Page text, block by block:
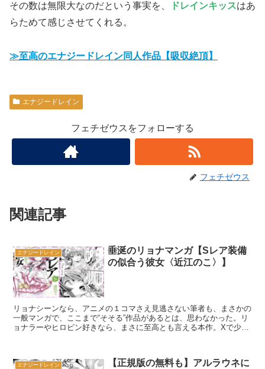
その数は無限大なのだという事実を、 ドレインキッスはあ
らためて感じさせてくれる。
≫至高のエナジードレイン同人作品【吸収絶頂】
エナジードレイン
フェチゼウスをフォローする
フェチゼウス
関連記事
エナジードレイン
垂涎のリョナマンガ【Sレア装備
の似合う彼女〈近江のこ〉】
リョナシーンなら、アニメの１コマさえ見逃さない筆者も、まさかの
一般マンガで、ここまで“そそる”作品があるとは、思わなかった。リ
ョナラーやヒロピン好きなら、まさに至高とも言える本作。Xで少し
エナジードレイン
【正規版の無料も】アルラウネに